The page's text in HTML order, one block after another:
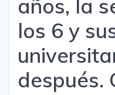
años, la
los 6 y
después.